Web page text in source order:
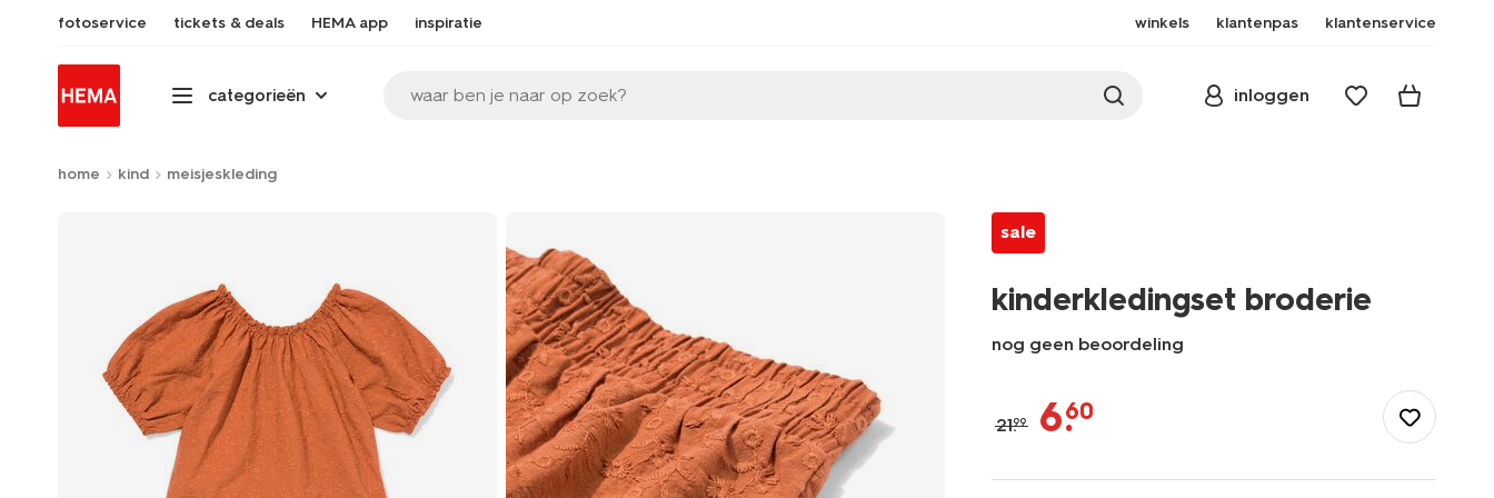
fotoservice tickets & deals HEMA app inspiratie winkels klantenpas klantenservice
categorieën waar ben je naar op zoek? inloggen
home kind meisjeskleding
sale
kinderkledingset broderie
nog geen beoordeling
30863876.html
21.99 6.
60